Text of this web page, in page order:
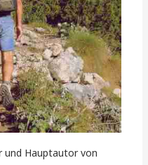
und Hauptautor von